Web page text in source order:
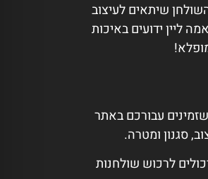
שיתאים לעיצוב
ליין ידועים באיכות
עבורכם באתר
סגנון ומטרה.
לרכוש שולחנות